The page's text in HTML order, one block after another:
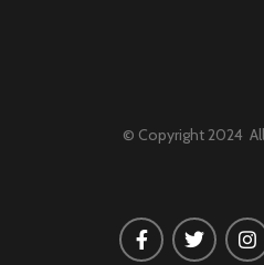
© Copyright 2024